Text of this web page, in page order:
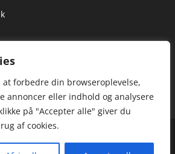
at forbedre din browseroplevelse,
annoncer eller indhold og analysere
på "Accepter alle" giver du
af cookies.
Siden er et affiiliatesite, og nogle